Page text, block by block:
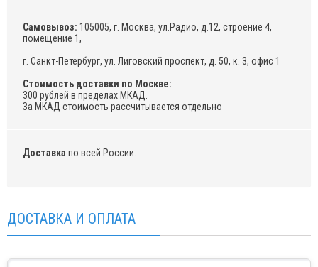
Самовывоз: 105005, г. Москва, ул.Радио, д.12, строение 4,
помещение 1,
г. Санкт-Петербург, ул. Лиговский проспект, д. 50, к. 3, офис 1
Стоимость доставки по Москве:
300 рублей в пределах МКАД.
За МКАД стоимость рассчитывается отдельно
Доставка по всей России.
ДОСТАВКА И ОПЛАТА